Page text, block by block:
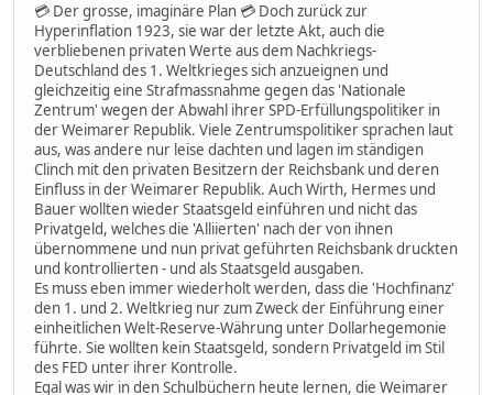
💳 Der grosse, imaginäre Plan 💳 Doch zurück zur
Hyperinflation 1923, sie war der letzte Akt, auch die
verbliebenen privaten Werte aus dem Nachkriegs-
Deutschland des 1. Weltkrieges sich anzueignen und
gleichzeitig eine Strafmassnahme gegen das 'Nationale
Zentrum' wegen der Abwahl ihrer SPD-Erfüllungspolitiker in
der Weimarer Republik. Viele Zentrumspolitiker sprachen laut
aus, was andere nur leise dachten und lagen im ständigen
Clinch mit den privaten Besitzern der Reichsbank und deren
Einfluss in der Weimarer Republik. Auch Wirth, Hermes und
Bauer wollten wieder Staatsgeld einführen und nicht das
Privatgeld, welches die 'Alliierten' nach der von ihnen
übernommene und nun privat geführten Reichsbank druckten
und kontrollierten - und als Staatsgeld ausgaben.
Es muss eben immer wiederholt werden, dass die 'Hochfinanz'
den 1. und 2. Weltkrieg nur zum Zweck der Einführung einer
einheitlichen Welt-Reserve-Währung unter Dollarhegemonie
führte. Sie wollten kein Staatsgeld, sondern Privatgeld im Stil
des FED unter ihrer Kontrolle.
Egal was wir in den Schulbüchern heute lernen, die Weimarer